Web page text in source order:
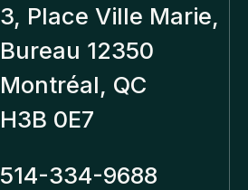
3, Place Ville Marie,
Bureau 12350
Montréal, QC
H3B 0E7
514-334-9688